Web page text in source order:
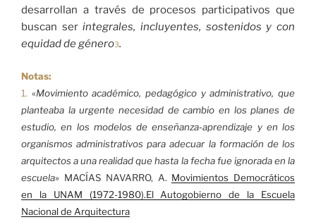
desarrollan a través de procesos participativos que
buscan serintegrales, incluyentes, sostenidos y con
equidad de género3.
Notas:
1. «Movimiento académico, pedagógico y administrativo, que
planteaba la urgente necesidad de cambio en los planes de
estudio, en los modelos de enseñanza-aprendizaje y en los
organismos administrativos para adecuar la formación de los
arquitectos a una realidad que hasta la fecha fue ignorada en la
escuela» MACÍAS NAVARRO, A. Movimientos Democráticos
en la UNAM (1972-1980).El Autogobierno de la Escuela
Nacional de Arquitectura